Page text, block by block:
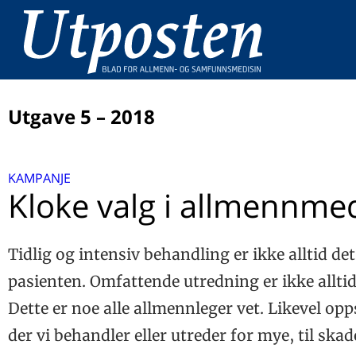
Utgave 5 – 2018
Kloke og ukloke valg
UTPOSTENS DOBBELTTIME
Brobygger med bredt faglig engasjement
ALLMENNMEDISINSKE UTFORDRINGER
Tvangsekteskap i et helseperspektiv
KUNNSKAPSFORMIDLING
Samfunnsmedisineren som kunnskapsformidler og
premissleverandør
ECT
En vital 80-åring! – om elektrokonvulsiv terapi
DISPUTAS
Et kappløp med tiden
KAMPANJE
Kloke valg i
Tidlig og intensiv behandling er ikke alltid
pasienten. Omfattende utredning er ikke
Dette er noe alle allmennleger vet. Likevel
der vi behandler eller utreder for mye, til